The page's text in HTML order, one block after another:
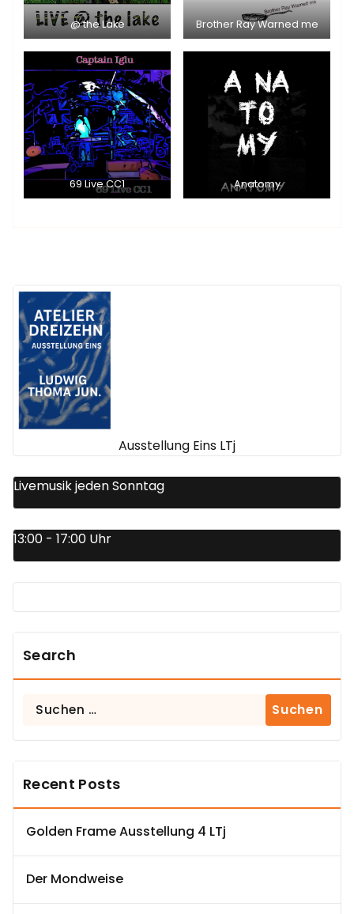
@ the Lake Brother Ray Warned me
69 Live CC1 Anatomy
Ausstellung Eins LTj
Livemusik jeden Sonntag
13:00 - 17:00 Uhr
Search
Suchen
Recent Posts
Golden Frame Ausstellung 4 LTj
Der Mondweise